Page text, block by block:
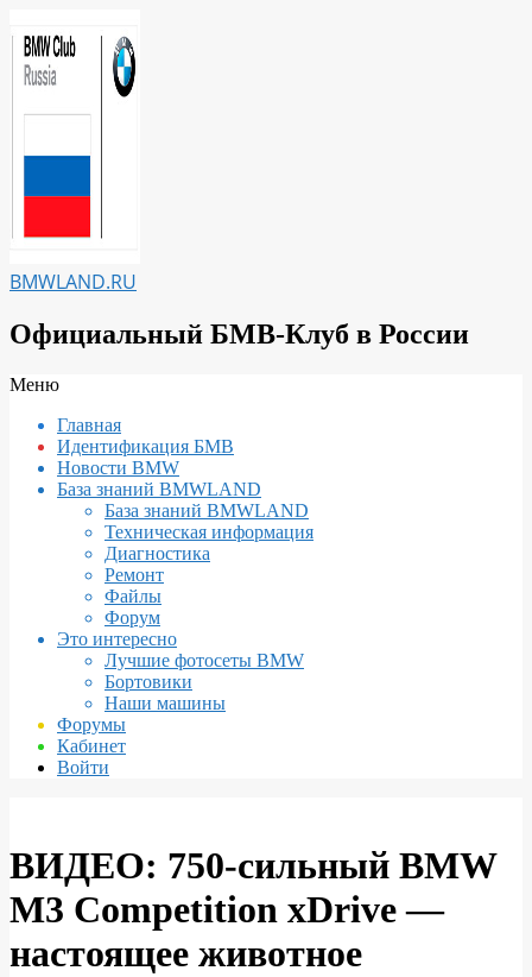
к
содержимому
BMWLAND.RU
Официальный БМВ-Клуб в России
Вторичное
навигации
Меню
Главная
Идентификация БМВ
Новости BMW
База знаний BMWLAND
База знаний BMWLAND
Техническая информация
Диагностика
Ремонт
Файлы
Форум
Это интересно
Лучшие фотосеты BMW
Бортовики
Наши машины
Форумы
Кабинет
Войти
ВИДЕО: 750-сильный BMW
M3 Competition xDrive —
настоящее животное